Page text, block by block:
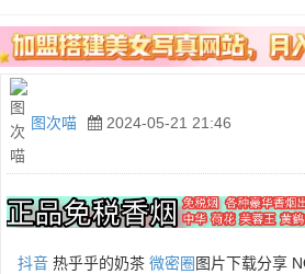
图次喵 2024-05-21 21:46
抖音 热乎乎的奶茶 微密圈 图片下载分享